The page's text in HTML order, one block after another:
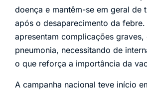
doença e mantêm-se em geral de
após o desaparecimento da
apresentam complicações graves,
pneumonia, necessitando de
o que reforça a importância da
A campanha nacional teve início